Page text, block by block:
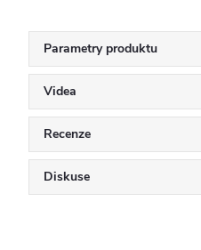
Parametry produktu
Videa
Recenze
Diskuse